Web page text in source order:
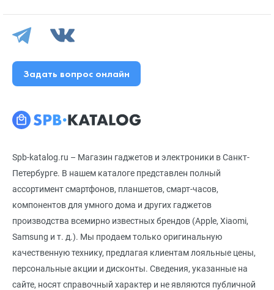
Spb-katalog.ru – Магазин гаджетов и электроники в Санкт-
Петербурге. В нашем каталоге представлен полный
ассортимент смартфонов, планшетов, смарт-часов,
компонентов для умного дома и других гаджетов
производства всемирно известных брендов (Apple, Xiaomi,
Samsung и т. д.). Мы продаем только оригинальную
качественную технику, предлагая клиентам лояльные цены,
персональные акции и дисконты. Сведения, указанные на
сайте, носят справочный характер и не являются публичной
Задать вопрос онлайн